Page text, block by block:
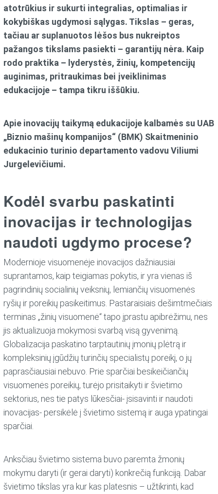
atotrūkius ir sukurti integralias, optimalias ir
kokybiškas ugdymosi sąlygas. Tikslas – geras,
tačiau ar suplanuotos lėšos bus nukreiptos
pažangos tikslams pasiekti – garantijų nėra. Kaip
rodo praktika – lyderystės, žinių, kompetencijų
auginimas, pritraukimas bei įveiklinimas
edukacijoje – tampa tikru iššūkiu.
Apie inovacijų taikymą edukacijoje kalbamės su UAB
„Biznio mašinų kompanijos“ (BMK) Skaitmeninio
edukacinio turinio departamento vadovu Viliumi
Jurgelevičiumi.
Kodėl svarbu paskatinti
inovacijas ir technologijas
naudoti ugdymo procese?
Modernioje visuomenėje inovacijos dažniausiai
suprantamos, kaip teigiamas pokytis, ir yra vienas iš
pagrindinių socialinių veiksnių, lemiančių visuomenės
ryšių ir poreikių pasikeitimus. Pastaraisiais dešimtmečiais
terminas „žinių visuomenė“ tapo įprastu apibrėžimu, nes
jis aktualizuoja mokymosi svarbą visą gyvenimą.
Globalizacija paskatino tarptautinių įmonių plėtrą ir
kompleksinių įgūdžių turinčių specialistų poreikį, o jų
paprasčiausiai nebuvo. Prie sparčiai besikeičiančių
visuomenės poreikių, turėjo prisitaikyti ir švietimo
sektorius, nes tie patys lūkesčiai- įsisavinti ir naudoti
inovacijas- persikėlė į švietimo sistemą ir auga ypatingai
sparčiai.
Anksčiau švietimo sistema buvo paremta žmonių
mokymu daryti (ir gerai daryti) konkrečią funkciją. Dabar
švietimo tikslas yra kur kas platesnis – užtikrinti, kad